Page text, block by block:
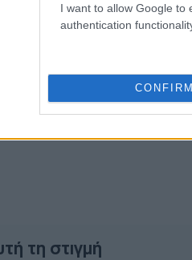
I want to allow Google to
authentication
CONFIRM
τη στιγμή